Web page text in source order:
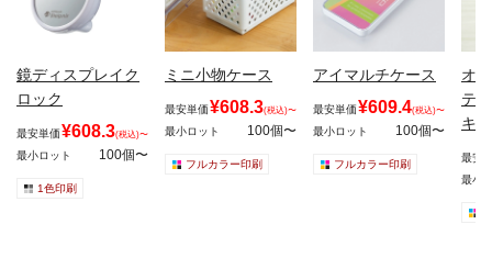
鏡ディスプレイク
ロック
最安単価¥608.3(税込)〜
最小ロット 100個〜
1色印刷
ミニ小物ケース
最安単価¥608.3(税込)〜
最小ロット 100個〜
フルカラー印刷
アイマルチケース
最安単価¥609.4(税込)〜
最小ロット 100個〜
フルカラー印刷
オ
テ
キ
最安
最小